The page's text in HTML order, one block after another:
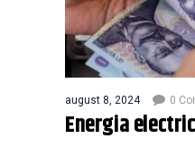
august 8, 2024 0
Energia